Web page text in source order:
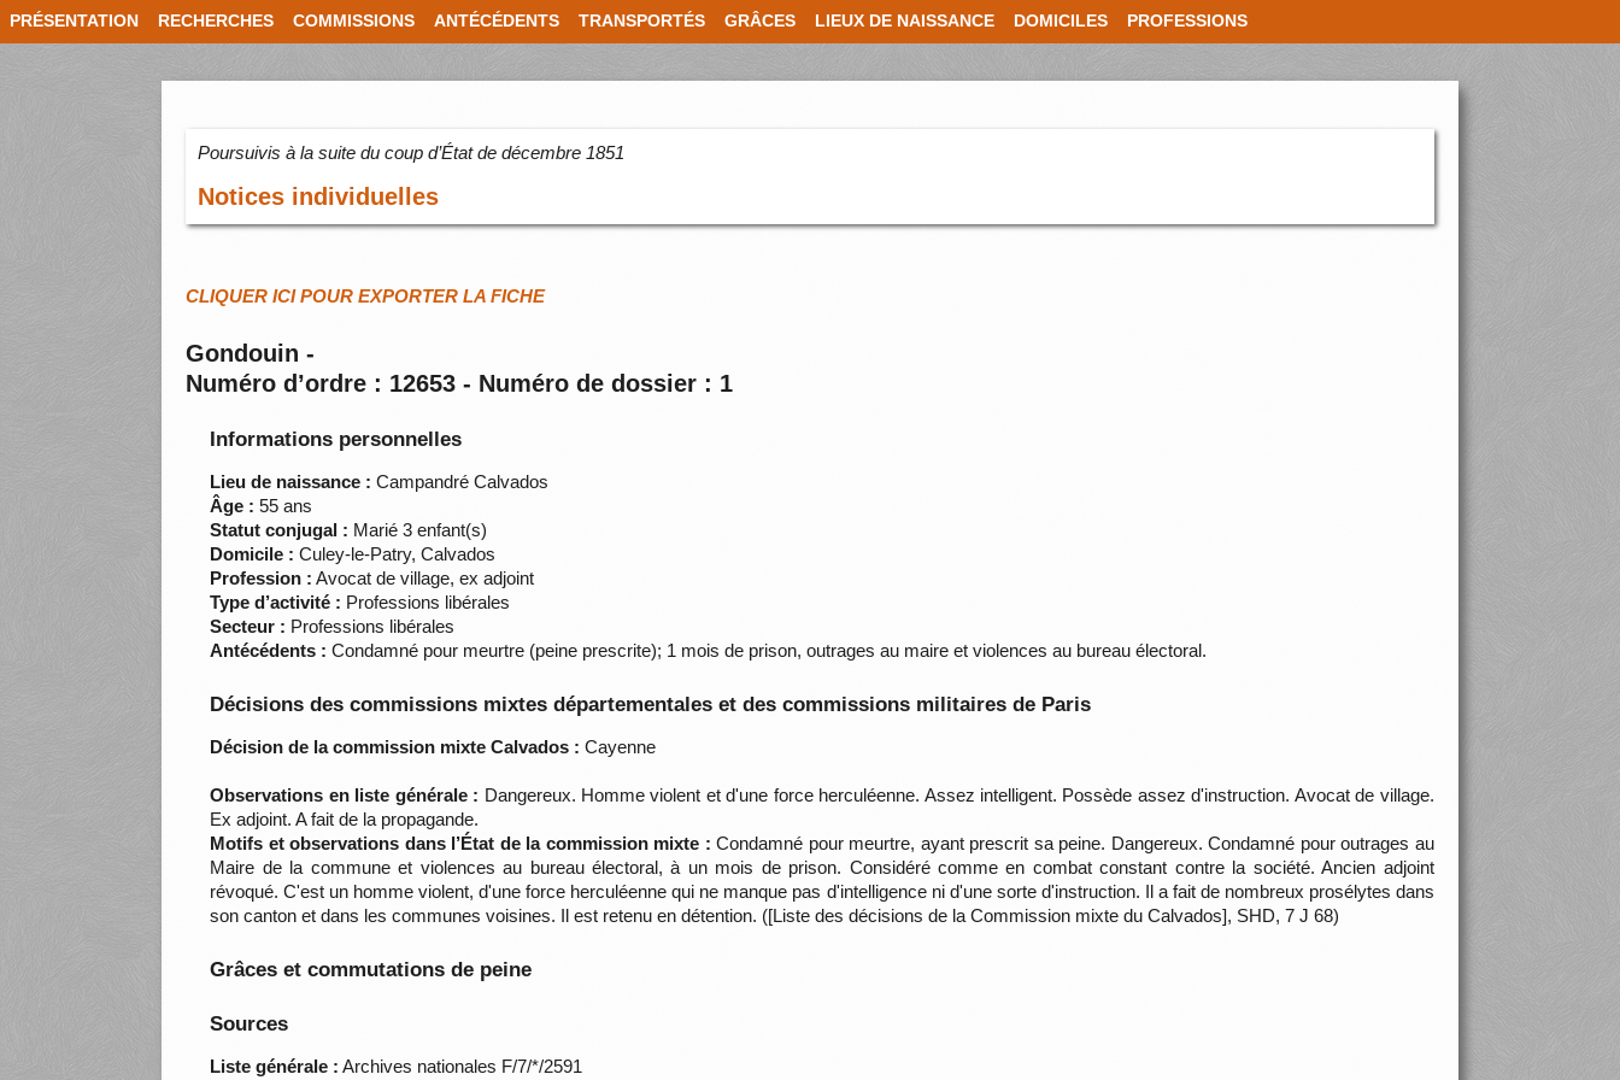
PRÉSENTATION RECHERCHES COMMISSIONS ANTÉCÉDENTS TRANSPORTÉS GRÂCES LIEUX DE NAISSANCE DOMICILES PROFESSIONS
Poursuivis à la suite du coup d’État de décembre 1851
Notices individuelles
CLIQUER ICI POUR EXPORTER LA FICHE
Gondouin -
Numéro d’ordre : 12653 - Numéro de dossier : 1
Informations personnelles
Lieu de naissance : Campandré Calvados
Âge : 55 ans
Statut conjugal : Marié 3 enfant(s)
Domicile : Culey-le-Patry, Calvados
Profession : Avocat de village, ex adjoint
Type d’activité : Professions libérales
Secteur : Professions libérales
Antécédents : Condamné pour meurtre (peine prescrite); 1 mois de prison, outrages au maire et violences au bureau électoral.
Décisions des commissions mixtes départementales et des commissions militaires de Paris
Décision de la commission mixte Calvados : Cayenne
Observations en liste générale : Dangereux. Homme violent et d'une force herculéenne. Assez intelligent. Possède assez d'instruction. Avocat de village.
Ex adjoint. A fait de la propagande.
Motifs et observations dans l’État de la commission mixte : Condamné pour meurtre, ayant prescrit sa peine. Dangereux. Condamné pour outrages au
Maire de la commune et violences au bureau électoral, à un mois de prison. Considéré comme en combat constant contre la société. Ancien adjoint
révoqué. C'est un homme violent, d'une force herculéenne qui ne manque pas d'intelligence ni d'une sorte d'instruction. Il a fait de nombreux prosélytes dans
son canton et dans les communes voisines. Il est retenu en détention. ([Liste des décisions de la Commission mixte du Calvados], SHD, 7 J 68)
Grâces et commutations de peine
Sources
Liste générale : Archives nationales F/7/*/2591